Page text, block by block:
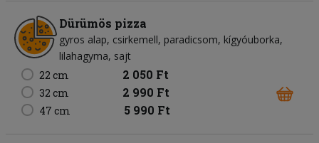
Dürümös pizza
gyros alap csirkemell paradicsom kígyóuborka
lilahagyma sajt
22 cm
2 050 Ft
32 cm 2 990 Ft
47 cm 5 990 Ft